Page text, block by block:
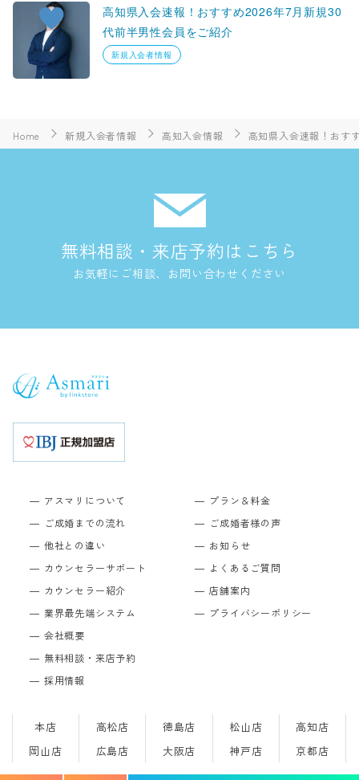
高知県入会速報！おすすめ2026年7月新規30
代前半男性会員をご紹介
新規入会者情報
Home 新規入会者情報 高知入会情報 高知県入会速報！おす
無料相談・来店予約はこちら
お気軽にご相談、お問い合わせください
アスマリについて
ご成婚までの流れ
他社との違い
カウンセラーサポート
カウンセラー紹介
業界最先端システム
プラン＆料金
ご成婚者様の声
お知らせ
よくあるご質問
店舗案内
プライバシーポリシー
会社概要
無料相談・来店予約
採用情報
本店 高松店 徳島店 松山店
高知店
岡山店
広島店 大阪店 神戸店 京都店